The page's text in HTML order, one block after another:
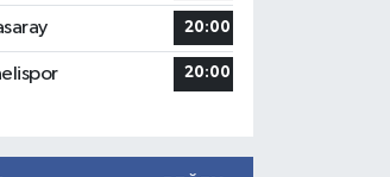
20:00
20:00